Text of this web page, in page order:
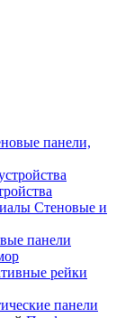
панели,
Стеновые и
панели
рейки
панели